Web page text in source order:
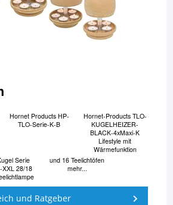
Hornet Products HP-
TLO-Serie-K-B
Hornet-Products TLO-
KUGELHEIZER-
BLACK-4xMaxi-K
Lifestyle mit
Wärmefunktion
Serie
XXL 28/18
und 16 Teelichtöfen
mehr...
und Ratgeber